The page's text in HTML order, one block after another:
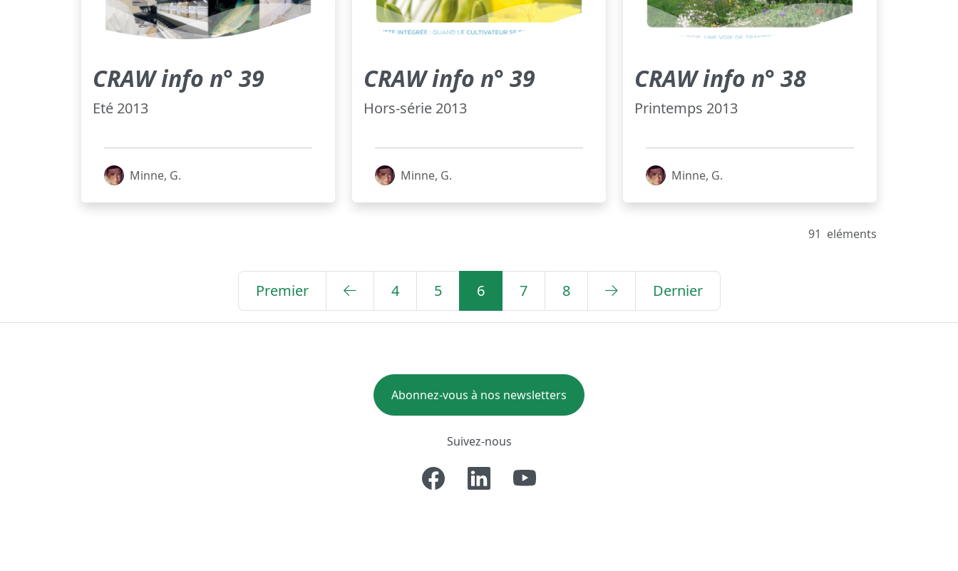
CRAW info n° 39
Eté 2013
Minne, G.
CRAW info n° 39
Hors-série 2013
Minne, G.
CRAW info n° 38
Printemps 2013
Minne, G.
91 eléments
Premier 4 5 6 7 8 Dernier
Abonnez-vous à nos newsletters
Suivez-nous